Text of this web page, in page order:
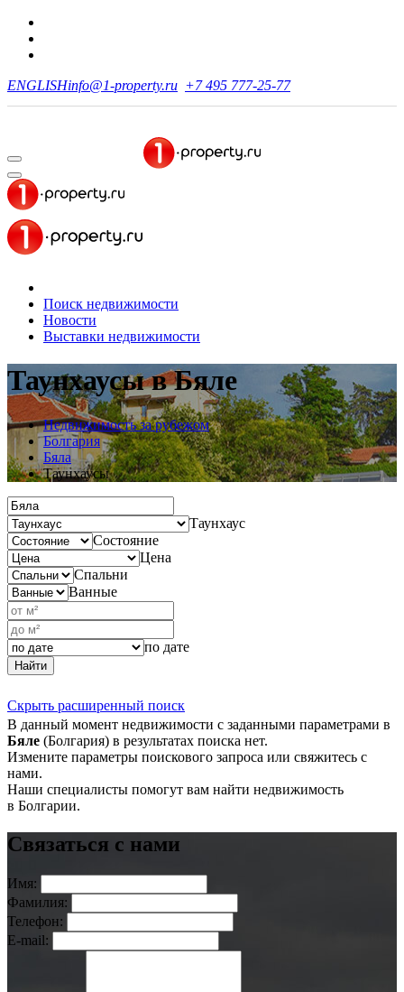
ENGLISHinfo@1-property.ru +7 495 777-25-77
Поиск недвижимости
Новости
Выставки недвижимости
Таунхаусыв Бяле
Недвижимость за рубежом
Болгария
Бяла
Таунхаусы
Таунхаус
Состояние
Цена
Спальни
Ванные
по дате
Найти
Скрыть расширенный поиск
В данный момент недвижимости с заданными параметрами в
Бяле (Болгария) в результатах поиска нет.
Измените параметры поискового запроса или свяжитесь с
нами.
Наши специалисты помогут вам найти недвижимость
в Болгарии.
Связаться с нами
Имя:
Фамилия:
Телефон:
E-mail: